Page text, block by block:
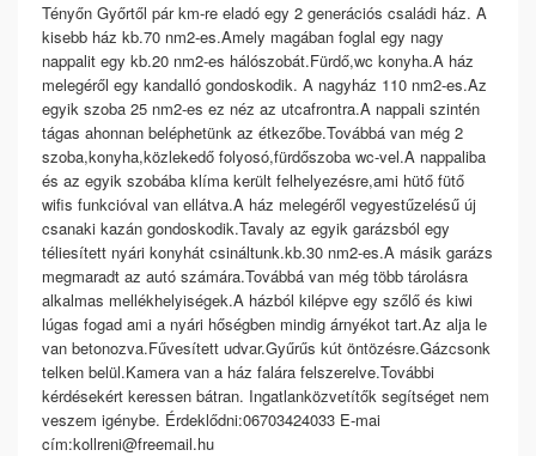
Tényőn Győrtől pár km-re eladó egy 2 generációs családi ház. A
kisebb ház kb.70 nm2-es.Amely magában foglal egy nagy
nappalit egy kb.20 nm2-es hálószobát.Fürdő,wc konyha.A ház
melegéről egy kandalló gondoskodik. A nagyház 110 nm2-es.Az
egyik szoba 25 nm2-es ez néz az utcafrontra.A nappali szintén
tágas ahonnan beléphetünk az étkezőbe.Továbbá van még 2
szoba,konyha,közlekedő folyosó,fürdőszoba wc-vel.A nappaliba
és az egyik szobába klíma került felhelyezésre,ami hütő fütő
wifis funkcióval van ellátva.A ház melegéről vegyestűzelésű új
csanaki kazán gondoskodik.Tavaly az egyik garázsból egy
téliesített nyári konyhát csináltunk.kb.30 nm2-es.A másik garázs
megmaradt az autó számára.Továbbá van még több tárolásra
alkalmas mellékhelyiségek.A házból kilépve egy szőlő és kiwi
lúgas fogad ami a nyári hőségben mindig árnyékot tart.Az alja le
van betonozva.Fűvesített udvar.Gyűrűs kút öntözésre.Gázcsonk
telken belül.Kamera van a ház falára felszerelve.További
kérdésekért keressen bátran. Ingatlanközvetítők segítséget nem
veszem igénybe. Érdeklődni:06703424033 E-mai
cím:kollreni@freemail.hu